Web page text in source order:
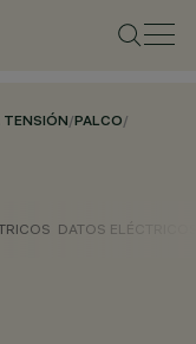
TENSIÓN/PALCO/
DATOS